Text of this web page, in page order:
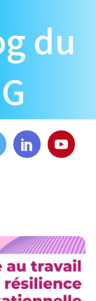
du